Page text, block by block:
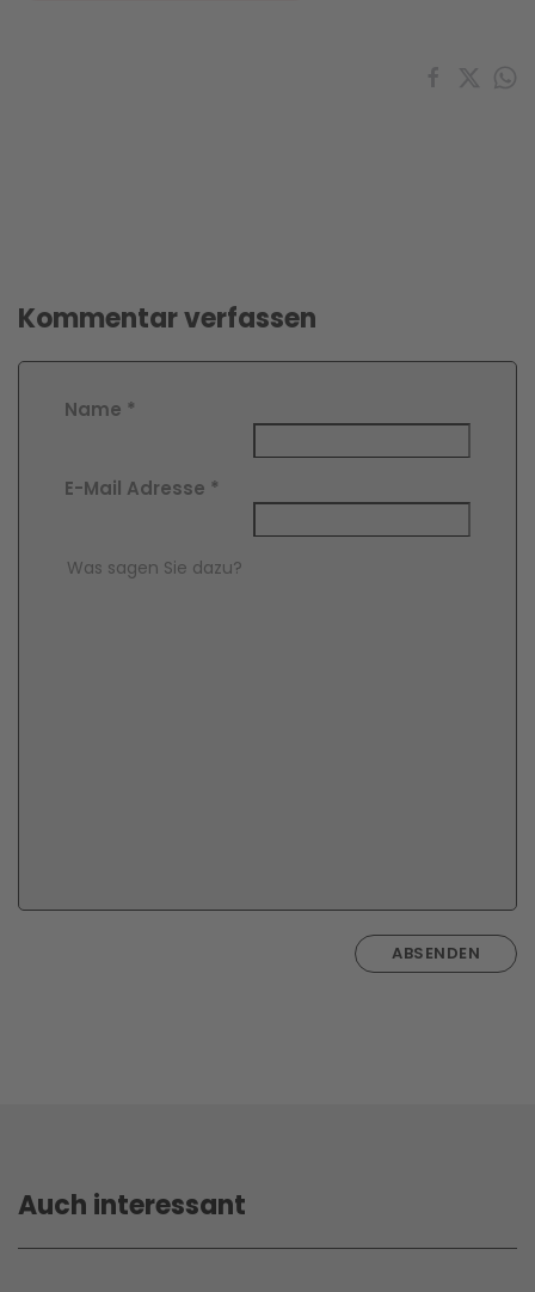
Kommentar verfassen
Name *
E-Mail Adresse *
Comment Text*
ABSENDEN
Auch interessant